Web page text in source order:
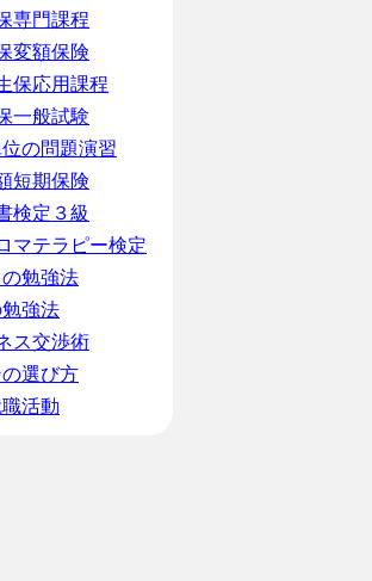
専門課程
変額保険
保応用課程
一般試験
の問題演習
短期保険
検定３級
マテラピー検定
勉強法
強法
ス交渉術
選び方
活動